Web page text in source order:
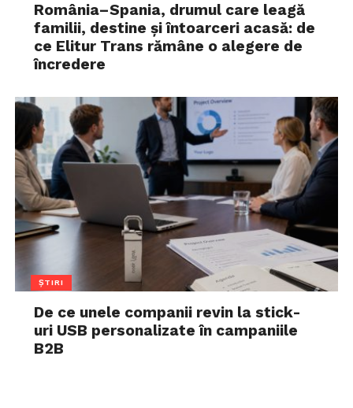
România–Spania, drumul care leagă
familii, destine și întoarceri acasă: de
ce Elitur Trans rămâne o alegere de
încredere
ȘTIRI
De ce unele companii revin la stick-
uri USB personalizate în campaniile
B2B